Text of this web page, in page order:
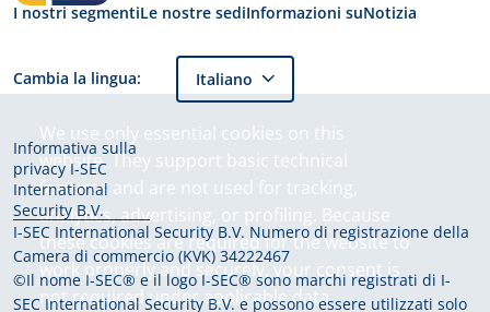
I nostri segmentiLe nostre sediInformazioni suNotizia
Cambia la lingua: Italiano
Informativa sulla
privacy I-SEC
International
Security B.V.
I-SEC International Security B.V. Numero di registrazione della
Camera di commercio (KVK) 34222467
©Il nome I-SEC® e il logo I-SEC® sono marchi registrati di I-
SEC International Security B.V. e possono essere utilizzati solo